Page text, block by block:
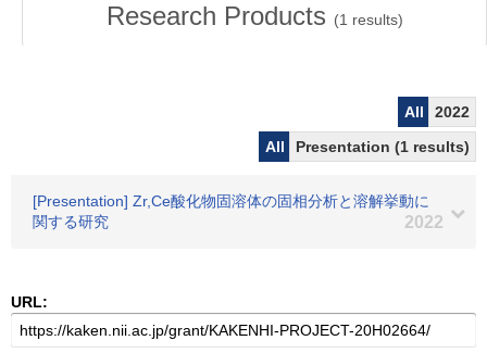
Research Products (1 results)
All
2022
All
Presentation (1 results)
[Presentation] Zr,Ce酸化物固溶体の固相分析と溶解挙動に
関する研究
2022
URL: